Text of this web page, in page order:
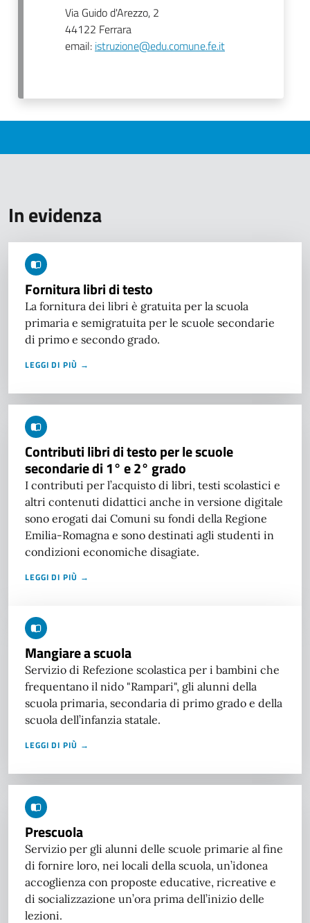
Via Guido d'Arezzo, 2
44122 Ferrara
email: istruzione@edu.comune.fe.it
In evidenza
Fornitura libri di testo
La fornitura dei libri è gratuita per la scuola
primaria e semigratuita per le scuole secondarie
di primo e secondo grado.
LEGGI DI PIÙ →
Contributi libri di testo per le scuole
secondarie di 1° e 2° grado
I contributi per l’acquisto di libri, testi scolastici e
altri contenuti didattici anche in versione digitale
sono erogati dai Comuni su fondi della Regione
Emilia-Romagna e sono destinati agli studenti in
condizioni economiche disagiate.
LEGGI DI PIÙ →
Mangiare a scuola
Servizio di Refezione scolastica per i bambini che
frequentano il nido "Rampari", gli alunni della
scuola primaria, secondaria di primo grado e della
scuola dell’infanzia statale.
LEGGI DI PIÙ →
Prescuola
Servizio per gli alunni delle scuole primarie al fine
di fornire loro, nei locali della scuola, un’idonea
accoglienza con proposte educative, ricreative e
di socializzazione un’ora prima dell’inizio delle
lezioni.